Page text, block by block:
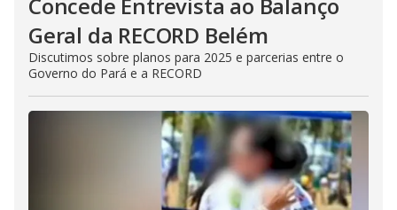
Geral da RECORD Belém
Discutimos sobre planos para 2025 e parcerias entre o
Governo do Pará e a RECORD